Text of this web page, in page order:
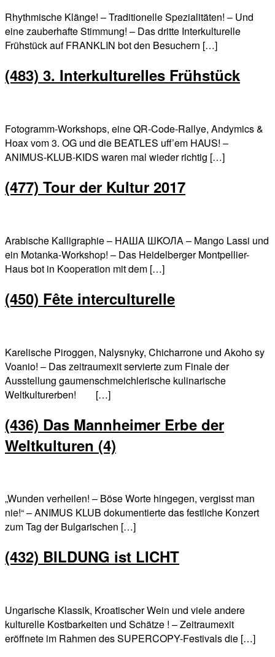
Rhythmische Klänge! – Traditionelle Spezialitäten! – Und
eine zauberhafte Stimmung! – Das dritte Interkulturelle
Frühstück auf FRANKLIN bot den Besuchern […]
(483) 3. Interkulturelles Frühstück
Fotogramm-Workshops, eine QR-Code-Rallye, Andymics &
Hoax vom 3. OG und die BEATLES uff’em HAUS! –
ANIMUS-KLUB-KIDS waren mal wieder richtig […]
(477) Tour der Kultur 2017
Arabische Kalligraphie – HAШA ШKOЛA – Mango Lassi und
ein Motanka-Workshop! – Das Heidelberger Montpellier-
Haus bot in Kooperation mit dem […]
(450) Fête interculturelle
Karelische Piroggen, Nalysnyky, Chicharrone und Akoho sy
Voanio! – Das zeitraumexit servierte zum Finale der
Ausstellung gaumenschmeichlerische kulinarische
Weltkulturerben! […]
(436) Das Mannheimer Erbe der
Weltkulturen (4)
„Wunden verheilen! – Böse Worte hingegen, vergisst man
nie!“ – ANIMUS KLUB dokumentierte das festliche Konzert
zum Tag der Bulgarischen […]
(432) BILDUNG ist LICHT
Ungarische Klassik, Kroatischer Wein und viele andere
kulturelle Kostbarkeiten und Schätze ! – Zeitraumexit
eröffnete im Rahmen des SUPERCOPY-Festivals die […]